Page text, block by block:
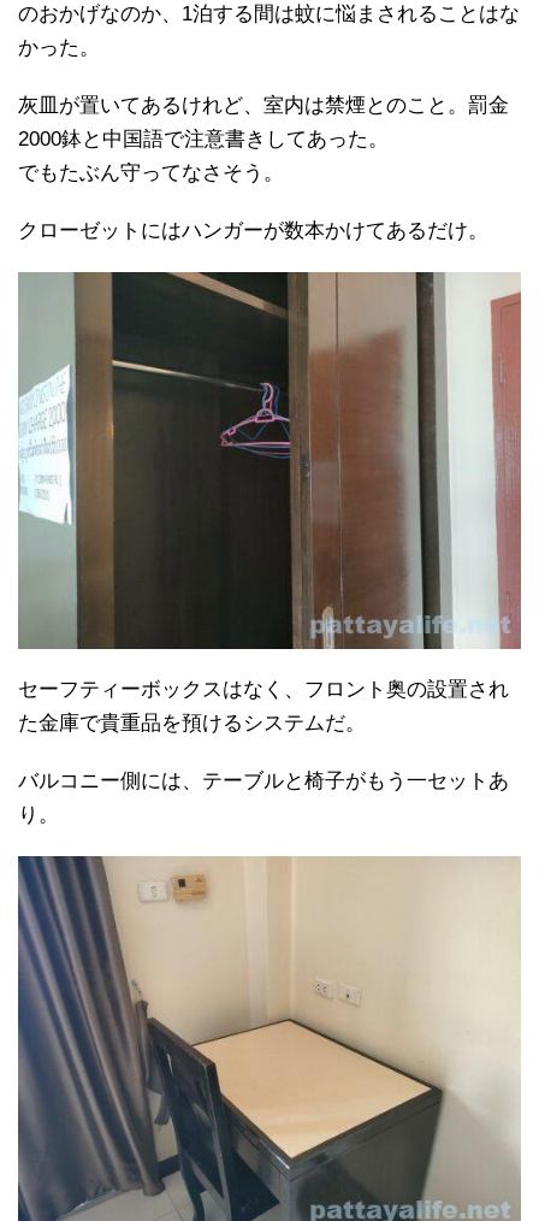
のおかげなのか、1泊する間は蚊に悩まされることはな
かった。
灰皿が置いてあるけれど、室内は禁煙とのこと。罰金
2000鉢と中国語で注意書きしてあった。
でもたぶん守ってなさそう。
クローゼットにはハンガーが数本かけてあるだけ。
セーフティーボックスはなく、フロント奥の設置され
た金庫で貴重品を預けるシステムだ。
バルコニー側には、テーブルと椅子がもう一セットあ
り。